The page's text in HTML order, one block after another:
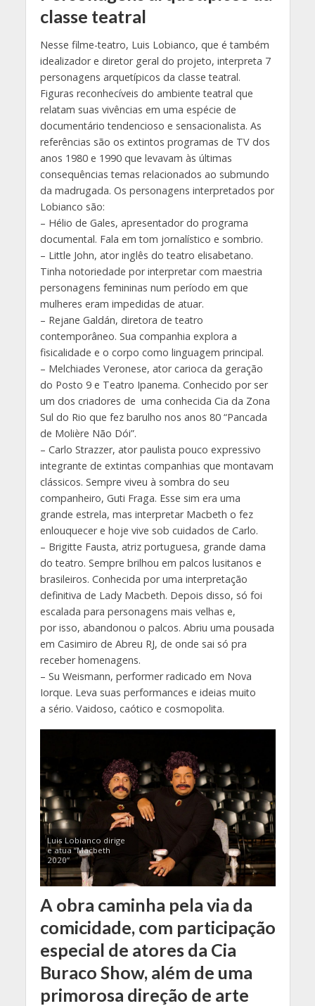
classe teatral
Nesse filme-teatro, Luis Lobianco, que é também
idealizador e diretor geral do projeto, interpreta 7
personagens arquetípicos da classe teatral.
Figuras reconhecíveis do ambiente teatral que
relatam suas vivências em uma espécie de
documentário tendencioso e sensacionalista. As
referências são os extintos programas de TV dos
anos 1980 e 1990 que levavam às últimas
consequências temas relacionados ao submundo
da madrugada. Os personagens interpretados por
Lobianco são:
– Hélio de Gales, apresentador do programa
documental. Fala em tom jornalístico e sombrio.
– Little John, ator inglês do teatro elisabetano.
Tinha notoriedade por interpretar com maestria
personagens femininas num período em que
mulheres eram impedidas de atuar.
– Rejane Galdán, diretora de teatro
contemporâneo. Sua companhia explora a
fisicalidade e o corpo como linguagem principal.
– Melchiades Veronese, ator carioca da geração
do Posto 9 e Teatro Ipanema. Conhecido por ser
um dos criadores de uma conhecida Cia da Zona
Sul do Rio que fez barulho nos anos 80 “Pancada
de Molière Não Dói”.
– Carlo Strazzer, ator paulista pouco expressivo
integrante de extintas companhias que montavam
clássicos. Sempre viveu à sombra do seu
companheiro, Guti Fraga. Esse sim era uma
grande estrela, mas interpretar Macbeth o fez
enlouquecer e hoje vive sob cuidados de Carlo.
– Brigitte Fausta, atriz portuguesa, grande dama
do teatro. Sempre brilhou em palcos lusitanos e
brasileiros. Conhecida por uma interpretação
definitiva de Lady Macbeth. Depois disso, só foi
escalada para personagens mais velhas e,
por isso, abandonou o palcos. Abriu uma pousada
em Casimiro de Abreu RJ, de onde sai só pra
receber homenagens.
– Su Weismann, performer radicado em Nova
Iorque. Leva suas performances e ideias muito
a sério. Vaidoso, caótico e cosmopolita.
Luis Lobianco dirige
e atua “Macbeth
2020”
A obra caminha pela via da
comicidade, com participação
especial de atores da Cia
Buraco Show, além de uma
primorosa direção de arte